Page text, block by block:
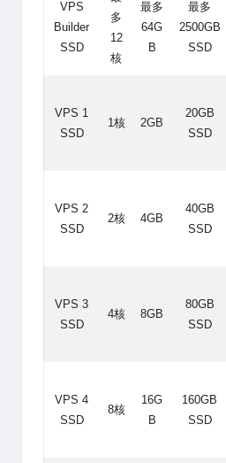
VPS
Builder
SSD
多
12
核
最多
64G
B
最多
2500GB
SSD
VPS 1
SSD
1核 2GB
20GB
SSD
VPS 2
SSD
2核 4GB
40GB
SSD
VPS 3
SSD
4核 8GB
80GB
SSD
VPS 4
SSD
8核
16G
B
160GB
SSD